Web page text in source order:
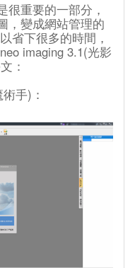
很重要的一部分，
，變成網站管理的
省下很多的時間，
imaging 3.1(光影
：
手)：